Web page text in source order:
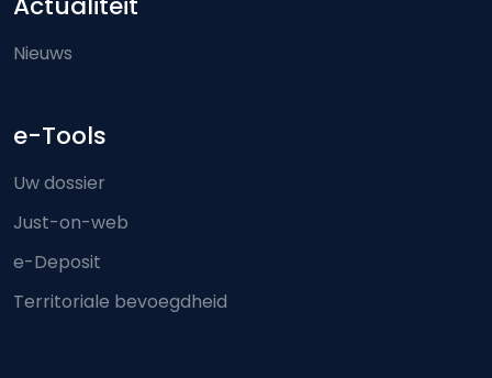
Nieuws
e-Tools
Uw dossier
Just-on-web
e-Deposit
Territoriale bevoegdheid